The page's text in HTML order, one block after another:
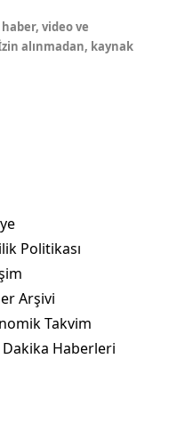
video ve
alınmadan, kaynak
Politikası
Arşivi
Takvim
Dakika Haberleri